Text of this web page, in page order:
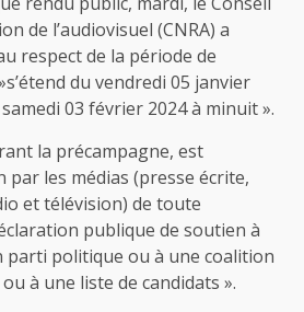
de l’audiovisuel (CNRA) a
respect de la période de
du vendredi 05 janvier
03 février 2024 à minuit ».
la précampagne, est
les médias (presse écrite,
et télévision) de toute
publique de soutien à
parti politique ou à une coalition
à une liste de candidats ».